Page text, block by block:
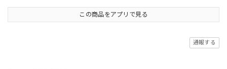
この商品をアプリで見る
通報する